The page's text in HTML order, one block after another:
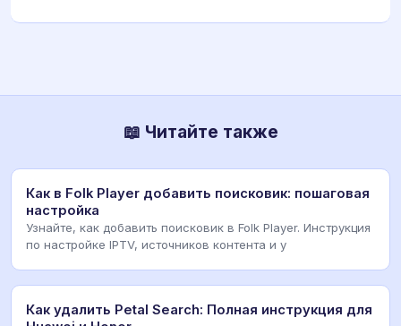
📖 Читайте также
Как в Folk Player добавить поисковик: пошаговая
настройка
Узнайте, как добавить поисковик в Folk Player. Инструкция
по настройке IPTV, источников контента и у
Как удалить Petal Search: Полная инструкция для